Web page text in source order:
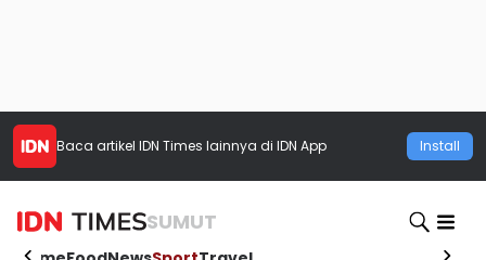
Baca artikel IDN Times lainnya di IDN App Install
SUMUT